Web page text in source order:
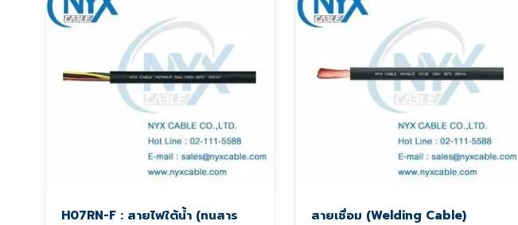
H07RN-F : สายไฟใต้น้ำ (ทนสาร
สายเชื่อม (Welding Cable)